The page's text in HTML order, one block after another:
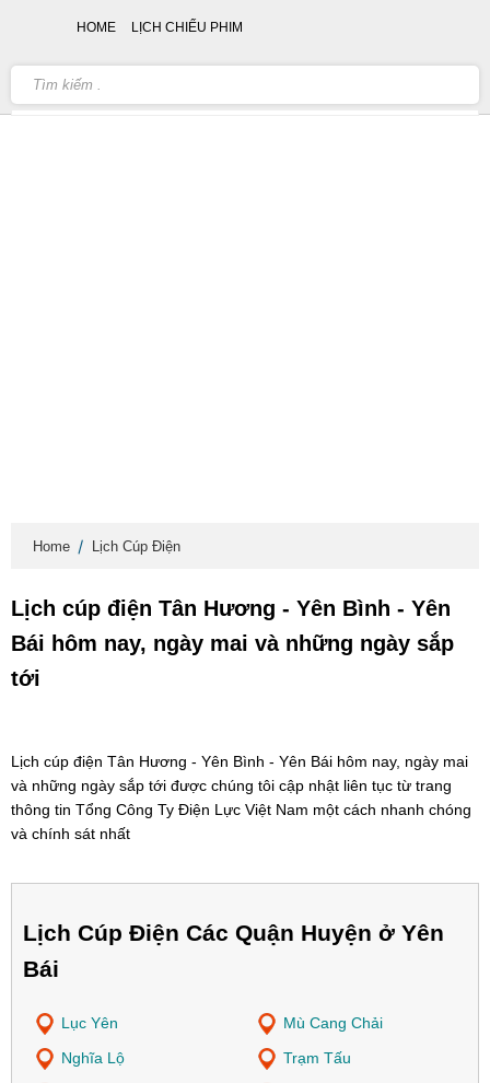
Home Lịch Cúp Điện
Lịch cúp điện Tân Hương - Yên Bình - Yên
Bái hôm nay, ngày mai và những ngày sắp
tới
Lịch cúp điện Tân Hương - Yên Bình - Yên Bái hôm nay, ngày mai
và những ngày sắp tới được chúng tôi cập nhật liên tục từ trang
thông tin Tổng Công Ty Điện Lực Việt Nam một cách nhanh chóng
và chính sát nhất
Lịch Cúp Điện Các Quận Huyện ở Yên
Bái
Lục Yên
Mù Cang Chải
Nghĩa Lộ
Trạm Tấu
HOME LỊCH CHIẾU PHIM